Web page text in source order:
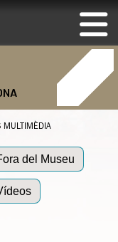
MULTIMÈDIA
del Museu